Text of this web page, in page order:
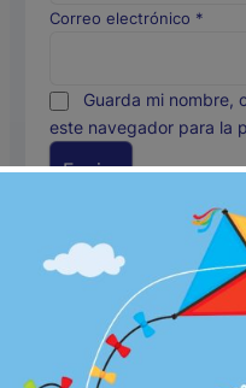
Correo electrónico *
Guarda mi nombre,
este navegador para la
Productos